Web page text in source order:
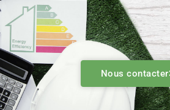
Nous contacter